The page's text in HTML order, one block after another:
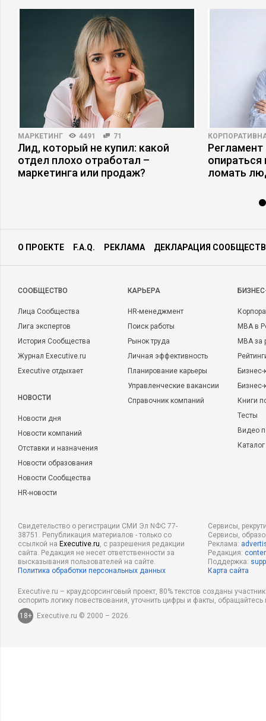
МАРКЕТИНГ 4491 71
Лид, который не купил: какой
отдел плохо отработал –
маркетинга или продаж?
Регламент
опираться
ломать
О ПРОЕКТЕ F.A.Q. РЕКЛАМА ДЕКЛАРАЦИЯ
CООБЩЕСТВО
Лица Сообщества
Лига экспертов
История Сообщества
Журнал Executive.ru
Executive отдыхает
НОВОСТИ
Новости дня
Новости компаний
Отставки и назначения
Новости образования
Новости Сообщества
HR-новости
КАРЬЕРА
HR-менеджмент
Поиск работы
Рынок труда
Личная эффективность
Планирование карьеры
Управленческие вакансии
Справочник компаний
MBA в
MBA
Бизнес-
Книги
Тесты
Видео
Свидетельство о регистрации СМИ Эл NФС 77-
38751. Републикация материалов - только со
ссылкой на Executive.ru, с разрешения редакции
сайта. Редакция не несет ответственности за
высказывания пользователей на сайте.
Политика обработки персональных данных
Сервисы,
Сервисы,
Реклама:
Редакция:
Поддержка:
Карта сайта
Executive.ru – краудсорсинговый проект, 80% текстов созданы
оспорить логику повествования, уточнить цифры и факты,
18+
Executive.ru © 2000 – 2026.